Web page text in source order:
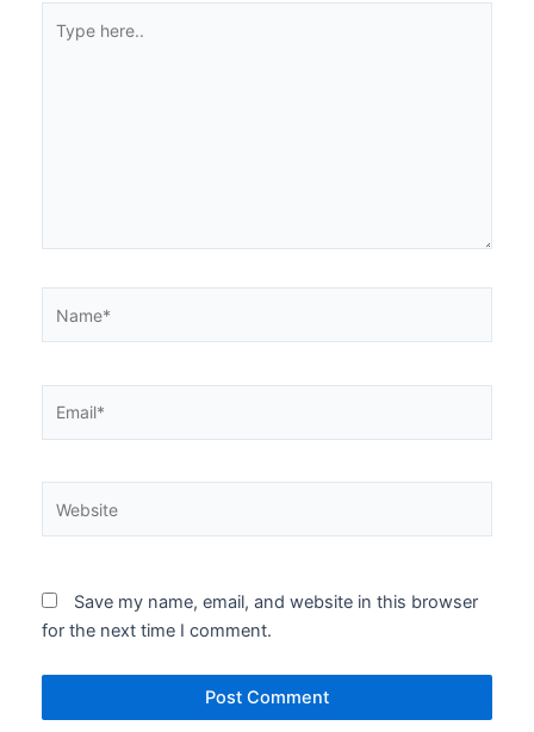
here..
Save my name, email, and website in this browser
for the next time I comment.